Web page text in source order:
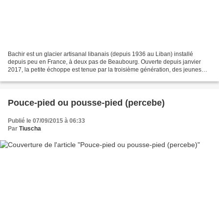
Bachir est un glacier artisanal libanais (depuis 1936 au Liban) installé
depuis peu en France, à deux pas de Beaubourg. Ouverte depuis janvier
2017, la petite échoppe est tenue par la troisième génération, des jeunes
Pouce-pied ou pousse-pied (percebe)
Publié le 07/09/2015 à 06:33
Par Tiuscha